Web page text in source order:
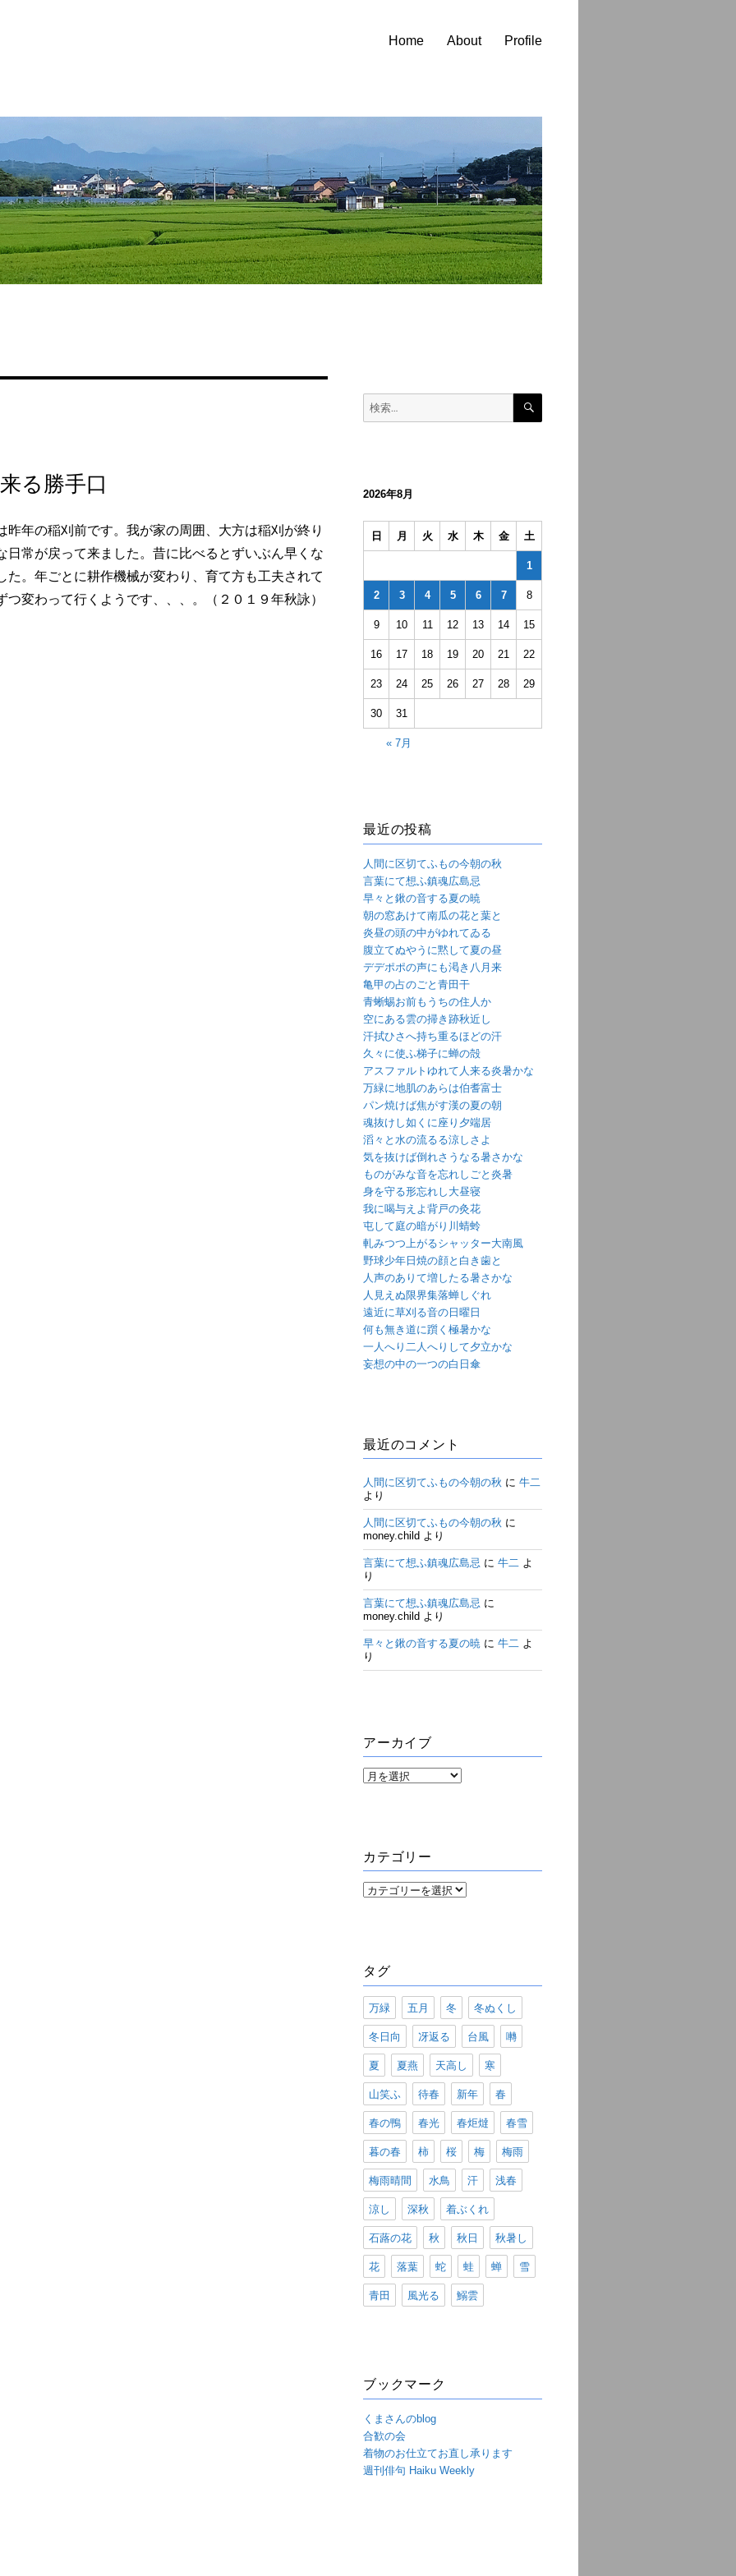
Home About Profile
る勝手口
昨年の稲刈前です。我が家の周囲、大方は稲刈が終り
日常が戻って来ました。昔に比べるとずいぶん早くな
た。年ごとに耕作機械が変わり、育て方も工夫されて
つ変わって行くようです、、、。（２０１９年秋詠）
検
検
2026年8月
日 月 火 水 木 金 土
1
2 3 4 5 6 7 8
9 10 11 12 13 14 15
16 17 18 19 20 21 22
23 24 25 26 27 28 29
30 31
« 7月
最近の投稿
人間に区切てふもの今朝の秋
言葉にて想ふ鎮魂広島忌
早々と鍬の音する夏の暁
朝の窓あけて南瓜の花と葉と
炎昼の頭の中がゆれてゐる
腹立てぬやうに黙して夏の昼
デデポポの声にも渇き八月来
亀甲の占のごと青田干
青蜥蜴お前もうちの住人か
空にある雲の掃き跡秋近し
汗拭ひさへ持ち重るほどの汗
久々に使ふ梯子に蝉の殻
アスファルトゆれて人来る炎暑かな
万緑に地肌のあらは伯耆富士
パン焼けば焦がす漢の夏の朝
魂抜けし如くに座り夕端居
滔々と水の流るる涼しさよ
気を抜けば倒れさうなる暑さかな
ものがみな音を忘れしごと炎暑
身を守る形忘れし大昼寝
我に喝与えよ背戸の灸花
屯して庭の暗がり川蜻蛉
軋みつつ上がるシャッター大南風
野球少年日焼の顔と白き歯と
人声のありて増したる暑さかな
人見えぬ限界集落蝉しぐれ
遠近に草刈る音の日曜日
何も無き道に躓く極暑かな
一人へり二人へりして夕立かな
妄想の中の一つの白日傘
最近のコメント
人間に区切てふもの今朝の秋 に牛二
より
人間に区切てふもの今朝の秋 に
money.child より
言葉にて想ふ鎮魂広島忌 に牛二 よ
り
言葉にて想ふ鎮魂広島忌 に
money.child より
早々と鍬の音する夏の暁 に牛二 よ
り
アーカイブ
ア
カテゴリー
カ
タグ
万緑 五月 冬 冬ぬくし
冬日向 冴返る 台風 囀
夏 夏燕 天高し 寒
山笑ふ 待春 新年 春
春の鴨 春光 春炬燵 春雪
暮の春 柿 桜 梅 梅雨
梅雨晴間 水鳥 汗 浅春
涼し 深秋 着ぶくれ
石蕗の花 秋 秋日 秋暑し
花 落葉 蛇 蛙 蝉 雪
青田 風光る 鰯雲
ブックマーク
くまさんのblog
合歓の会
着物のお仕立てお直し承ります
週刊俳句 Haiku Weekly